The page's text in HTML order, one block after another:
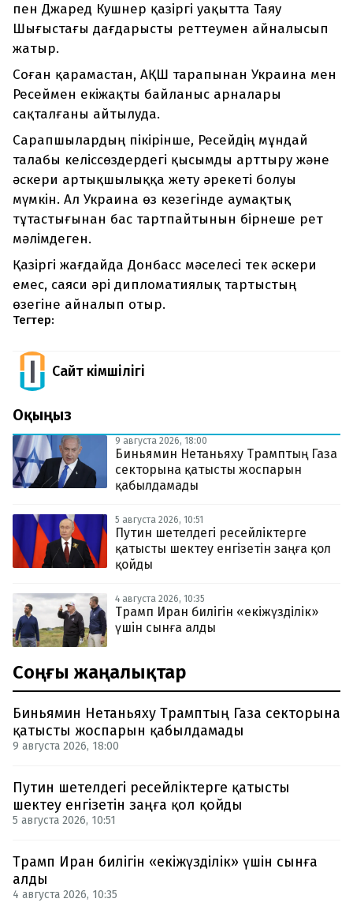
пен Джаред Кушнер қазіргі уақытта Таяу
Шығыстағы дағдарысты реттеумен айналысып
жатыр.
Соған қарамастан, АҚШ тарапынан Украина мен
Ресеймен екіжақты байланыс арналары
сақталғаны айтылуда.
Сарапшылардың пікірінше, Ресейдің мұндай
талабы келіссөздердегі қысымды арттыру және
әскери артықшылыққа жету әрекеті болуы
мүмкін. Ал Украина өз кезегінде аумақтық
тұтастығынан бас тартпайтынын бірнеше рет
мәлімдеген.
Қазіргі жағдайда Донбасс мәселесі тек әскери
емес, саяси әрі дипломатиялық тартыстың
өзегіне айналып отыр.
Тегтер:
Сайт Әкімшілігі
Оқыңыз
9 августа 2026, 18:00
Биньямин Нетаньяху Трамптың Газа
секторына қатысты жоспарын
қабылдамады
5 августа 2026, 10:51
Путин шетелдегі ресейліктерге
қатысты шектеу енгізетін заңға қол
қойды
4 августа 2026, 10:35
Трамп Иран билігін «екіжүзділік»
үшін сынға алды
Соңғы жаңалықтар
Биньямин Нетаньяху Трамптың Газа секторына
қатысты жоспарын қабылдамады
9 августа 2026, 18:00
Путин шетелдегі ресейліктерге қатысты
шектеу енгізетін заңға қол қойды
5 августа 2026, 10:51
Трамп Иран билігін «екіжүзділік» үшін сынға
алды
4 августа 2026, 10:35